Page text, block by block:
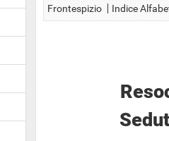
Frontespizio Indice